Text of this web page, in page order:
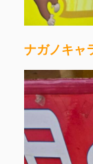
ナガノキャ